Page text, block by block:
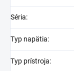
Séria:
Typ napätia:
Typ prístroja: